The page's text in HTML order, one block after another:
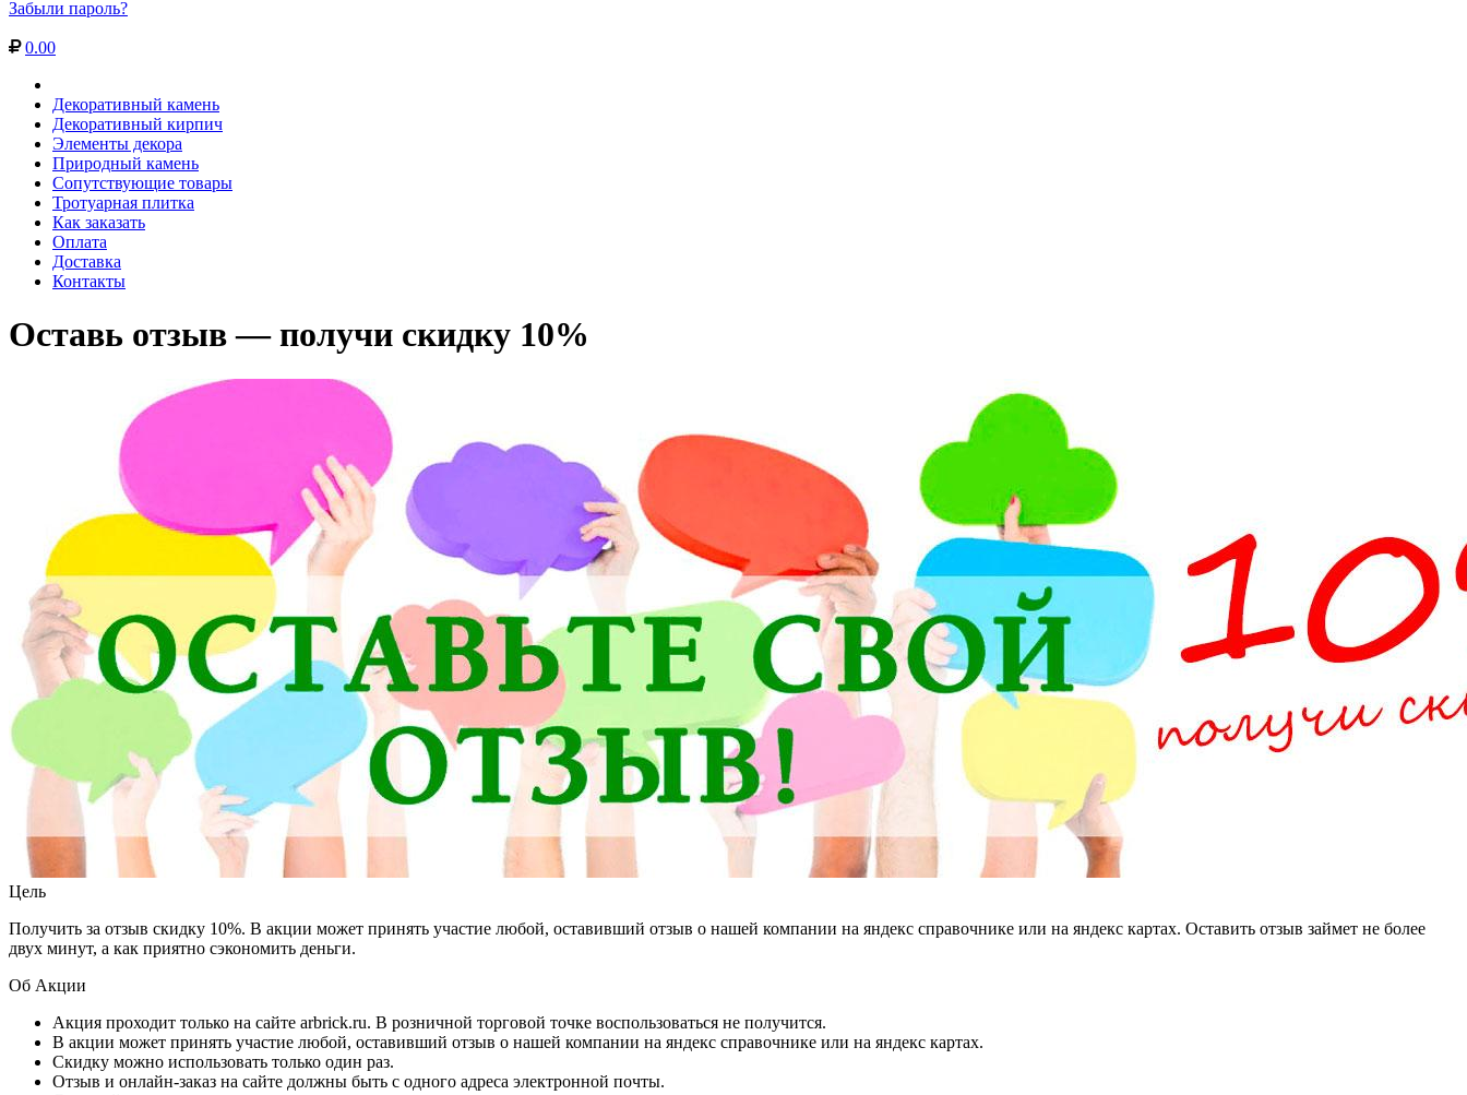
Забыли пароль?
0.00
Декоративный камень
Декоративный кирпич
Элементы декора
Природный камень
Сопутствующие товары
Тротуарная плитка
Как заказать
Оплата
Доставка
Контакты
Оставь отзыв — получи скидку 10%
Цель
Получить за отзыв скидку 10%. В акции может принять участие любой, оставивший отзыв о нашей компании на яндекс справочнике или на яндекс картах. Оставить отзыв займет не более
двух минут, а как приятно сэкономить деньги.
Об Акции
Акция проходит только на сайте arbrick.ru. В розничной торговой точке воспользоваться не получится.
В акции может принять участие любой, оставивший отзыв о нашей компании на яндекс справочнике или на яндекс картах.
Скидку можно использовать только один раз.
Отзыв и онлайн-заказ на сайте должны быть с одного адреса электронной почты.